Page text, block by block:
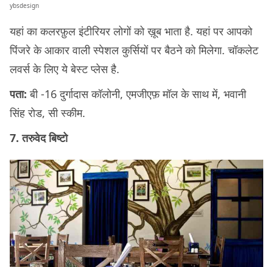
ybsdesign
यहां का कलरफ़ुल इंटीरियर लोगों को ख़ूब भाता है. यहां पर आपको
पिंजरे के आकार वाली स्पेशल कुर्सियों पर बैठने को मिलेगा. चॉकलेट
लवर्स के लिए ये बेस्ट प्लेस है.
पता:बी -16 दुर्गादास कॉलोनी, एमजीएफ़ मॉल के साथ में, भवानी
सिंह रोड, सी स्कीम.
7. तरुवेद बिष्टो